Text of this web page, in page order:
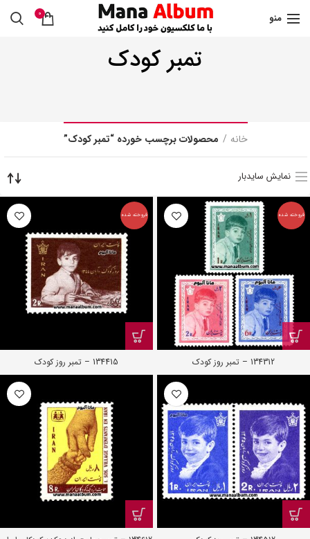
منو 0
تمبر کودک
خانه محصولات برچسب خورده “تمبر کودک”
نمایش سایدبار
فروخته شده
134312 – تمبر روز کودک
فروخته شده
134415 – تمبر روز کودک